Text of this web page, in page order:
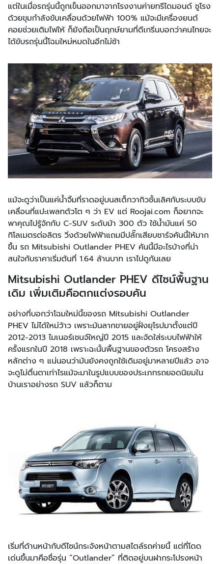
แต่ในเมื่อรถรุ่นนี้ถูกเข็นออกมาจากโรงงานค่ายทรีไดมอนด์ ชูโรง
ด้วยขุมกำลังขับเคลื่อนด้วยไฟฟ้า 100% แม้จะมีเครื่องยนต์
คอยช่วยเติมไฟให้ ก็ยังถือเป็นฤกษ์ยามที่ดีเกริ่นบอกว่าคนไทยจะ
ได้ขับรถรุ่นนี้โฉมใหม่หมดในอีกไม่ช้า
แม้จะดูว่าเป็นแค่น้ำจิ้มที่ราดอยู่บนสเต็กวากิวชั้นเลิศกับระบบขับ
เคลื่อนที่แปะเพลทตัวโต ๆ ว่า EV แต่ Roojai.com ก็อยากจะ
พาคุณไปรู้จักกับ C-SUV ระดับม้า 300 ตัว ใช้น้ำมันแค่ 50
กิโลเมตรต่อลิตร วิ่งด้วยไฟฟ้าแถมมีปลั๊กเสียบชาร์จคันนี้ให้มาก
ขึ้น รถ Mitsubishi Outlander PHEV คันนี้มีอะไรบ้างที่น่า
สนใจกับราคาเริ่มต้นที่ 1.64 ล้านบาท เราไปดูกันเลย
Mitsubishi Outlander PHEV ดีไซน์พื้นฐาน
เดิม เพิ่มเติมคือตกแต่งรอบคัน
อย่างที่บอกว่าโฉมใหม่นี้ของรถ Mitsubishi Outlander
PHEV ไม่ได้ใหม่ว้าว เพราะมันลากขายอยู่ฝั่งยุโรปมาตั้งแต่ปี
2012-2013 ไมเนอร์เชนจ์ใหญ่ปี 2015 และจัดใส่ระบบไฟฟ้าให้
ครั้งแรกในปี 2018 เพราะฉะนั้นพื้นฐานของตัวรถ โครงสร้าง
หลักต่าง ๆ แน่นอนว่ามันยังคงถูกใช้เดิมอยู่มาหลายปีแล้ว อาจ
จะดูไม่ตื่นตาเท่าไรแม้จะมาในรูปแบบของประเภทรถยอดนิยมใน
บ้านเราอย่างรถ SUV แล้วก็ตาม
เริ่มที่ด้านหน้ากับดีไซน์กระจังหน้าตามสไตล์รถค่ายนี้ แต่ที่โดด
เด่นขึ้นมาคือชื่อรุ่น “Outlander” ที่ติดอยู่บนฝากระโปรงหน้า